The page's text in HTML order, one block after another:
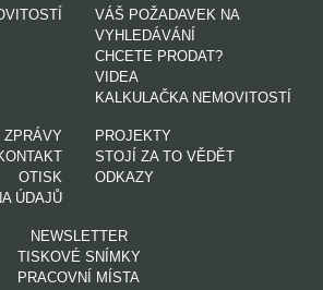
VÁŠ POŽADAVEK NA
VYHLEDÁVÁNÍ
CHCETE PRODAT?
VIDEA
KALKULAČKA NEMOVITOSTÍ
ZPRÁVY
OTISK (AKTUELLE SEITE)
ÚDAJŮ
PROJEKTY
STOJÍ ZA TO VĚDĚT
ODKAZY
NEWSLETTER
TISKOVÉ SNÍMKY
PRACOVNÍ MÍSTA